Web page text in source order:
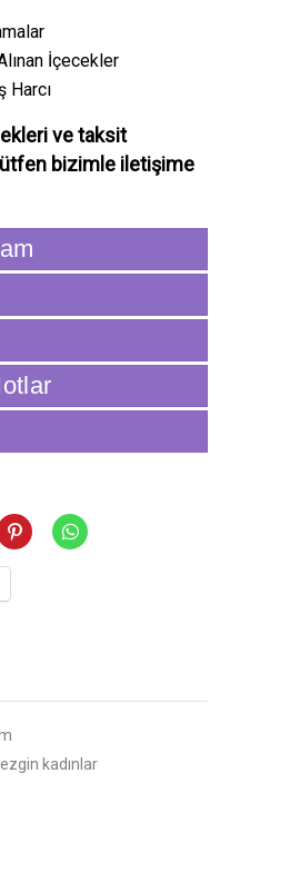
İçecekler
Harcı
ve taksit
bizimle iletişime
kadınlar